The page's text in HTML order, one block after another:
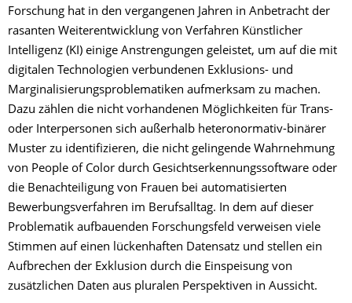
Forschung hat in den vergangenen Jahren in Anbetracht der
rasanten Weiterentwicklung von Verfahren Künstlicher
Intelligenz (KI) einige Anstrengungen geleistet, um auf die mit
digitalen Technologien verbundenen Exklusions- und
Marginalisierungsproblematiken aufmerksam zu machen.
Dazu zählen die nicht vorhandenen Möglichkeiten für Trans-
oder Interpersonen sich außerhalb heteronormativ-binärer
Muster zu identifizieren, die nicht gelingende Wahrnehmung
von People of Color durch Gesichtserkennungssoftware oder
die Benachteiligung von Frauen bei automatisierten
Bewerbungsverfahren im Berufsalltag. In dem auf dieser
Problematik aufbauenden Forschungsfeld verweisen viele
Stimmen auf einen lückenhaften Datensatz und stellen ein
Aufbrechen der Exklusion durch die Einspeisung von
zusätzlichen Daten aus pluralen Perspektiven in Aussicht.